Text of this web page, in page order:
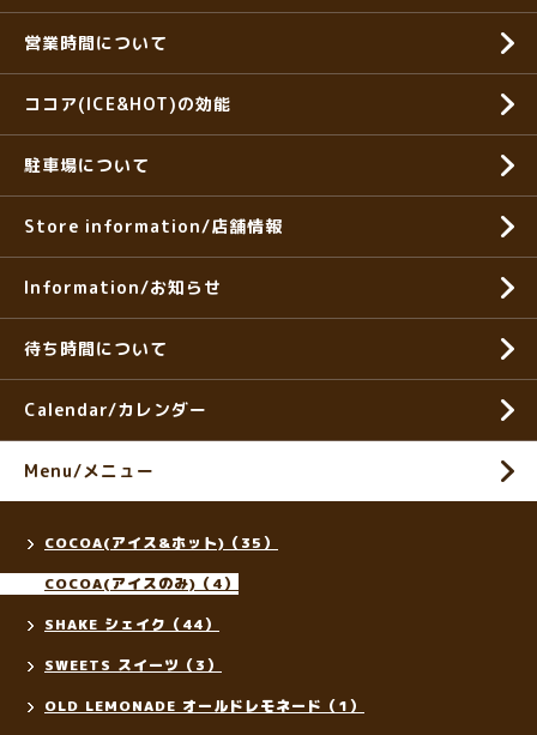
営業時間について
ココア(ICE&HOT)の効能
駐車場について
Store information/店舗情報
Information/お知らせ
待ち時間について
Calendar/カレンダー
Menu/メニュー
COCOA(アイス&ホット)（35）
COCOA(アイスのみ)（4）
SHAKE シェイク（44）
SWEETS スイーツ（3）
OLD LEMONADE オールドレモネード（1）